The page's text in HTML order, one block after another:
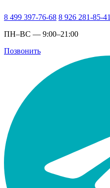
8 499 397-76-68 8 926 281-85-41
ПН–ВС — 9:00–21:00
Позвонить